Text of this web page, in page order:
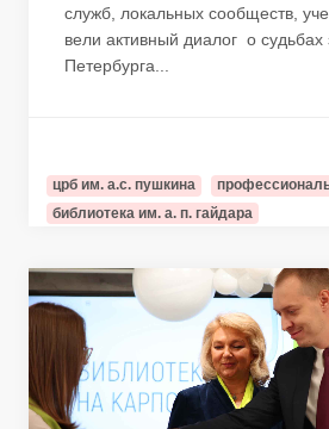
служб, локальных сообществ,
вели активный диалог о судьбах
Петербурга...
црб им. а.с. пушкина
библиотека им. а. п. гайдара